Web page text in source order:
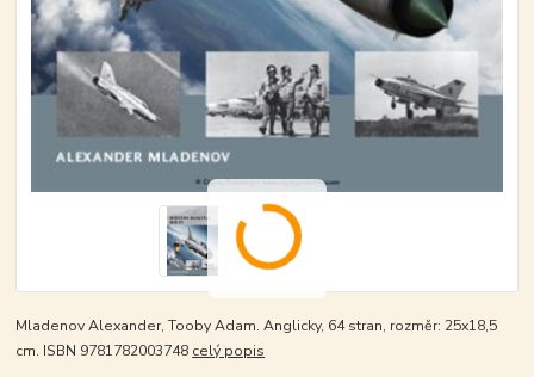
Mladenov Alexander, Tooby Adam. Anglicky, 64 stran, rozměr: 25x18,5
cm. ISBN 9781782003748 celý popis